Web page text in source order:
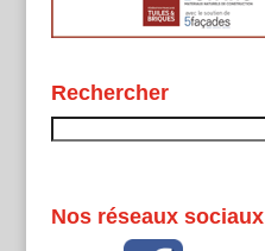
Rechercher
Nos réseaux sociaux